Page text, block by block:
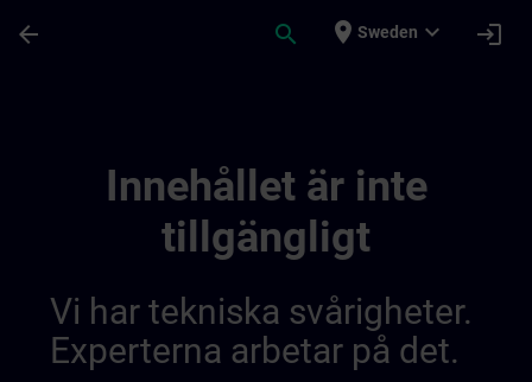
arrow_back search place Sweden expand_more login
Innehållet är inte
tillgängligt
Vi har tekniska svårigheter.
Experterna arbetar på det.